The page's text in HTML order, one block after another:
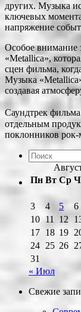
других. Музыка
ключевых
напряжение
Особое внимание
«Metallica»,
сцен фильма,
Музыка
создавая
Саундтрек
отдельным
поклонников
Пн Вт Ср
3
4 5 6
10 11 12
17 18 19
24 25 26
31
« Июл
Свежие